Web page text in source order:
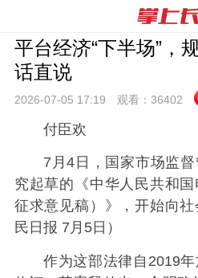
平台经济“下半场”，
话直说
2026-07-05 17:19 观看： 36402
付臣欢
7月4日，国家市场监
究起草的《中华人民共和
征求意见稿）》，开始向
民日报 7月5日）
作为这部法律自2019